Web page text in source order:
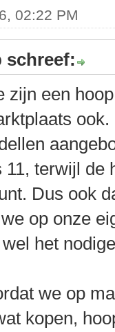
02:22 PM
schreef:
zijn een
11, terwijl de
Dus ook
op onze
het
we op
kopen,